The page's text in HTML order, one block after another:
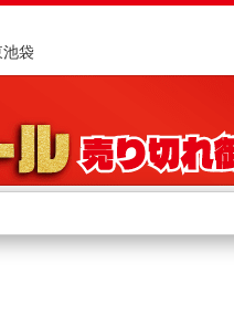
池袋